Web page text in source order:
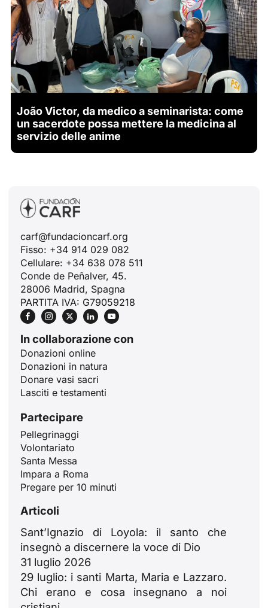
João Victor, da medico a seminarista: come
un sacerdote possa mettere la medicina al
servizio delle anime
carf@fundacioncarf.org
Fisso: +34 914 029 082
Cellulare: +34 638 078 511
Conde de Peñalver, 45.
28006 Madrid, Spagna
PARTITA IVA: G79059218
In collaborazione con
Donazioni online
Donazioni in natura
Donare vasi sacri
Lasciti e testamenti
Partecipare
Pellegrinaggi
Volontariato
Santa Messa
Impara a Roma
Pregare per 10 minuti
Articoli
Sant’Ignazio di Loyola: il santo che
insegnò a discernere la voce di Dio
31 luglio 2026
29 luglio: i santi Marta, Maria e Lazzaro.
Chi erano e cosa insegnano a noi